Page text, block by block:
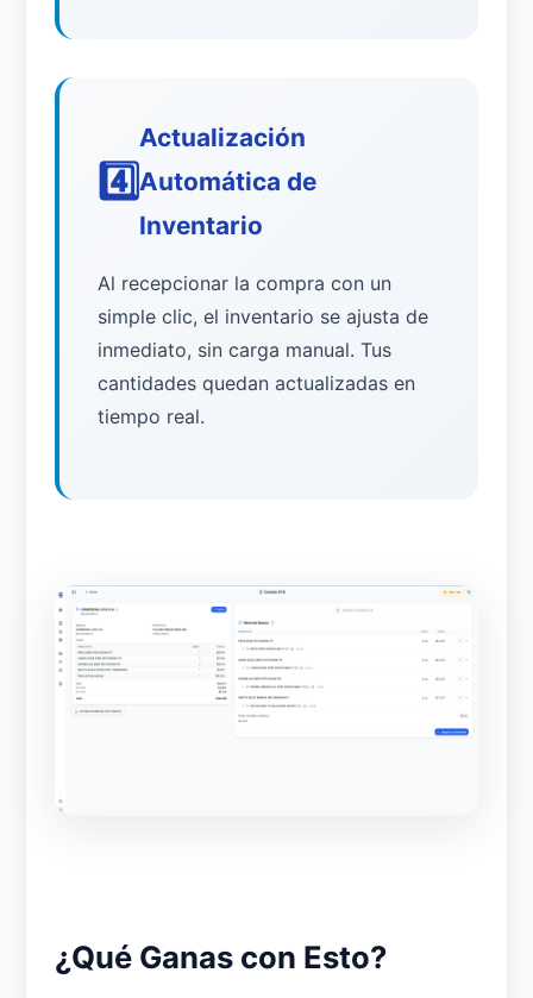
4️⃣
Actualización
Automática de
Inventario
Al recepcionar la compra con un
simple clic, el inventario se ajusta de
inmediato, sin carga manual. Tus
cantidades quedan actualizadas en
tiempo real.
¿Qué Ganas con Esto?